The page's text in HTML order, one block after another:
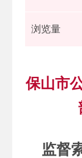
浏览量
保山市
监督